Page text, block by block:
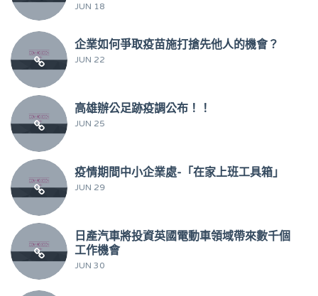
JUN 18
企業如何爭取疫苗施打搶先他人的機會？
JUN 22
高雄辦公足跡疫調公布！！
JUN 25
疫情期間中小企業處-「在家上班工具箱」
JUN 29
日產汽車將投資英國電動車領域帶來數千個
工作機會
JUN 30